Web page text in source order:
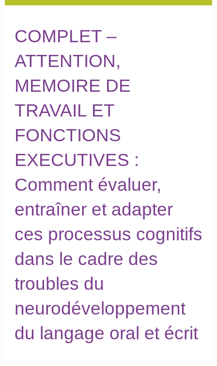
COMPLET –
ATTENTION,
MEMOIRE DE
TRAVAIL ET
FONCTIONS
EXECUTIVES :
Comment évaluer,
entraîner et adapter
ces processus cognitifs
dans le cadre des
troubles du
neurodéveloppement
du langage oral et écrit